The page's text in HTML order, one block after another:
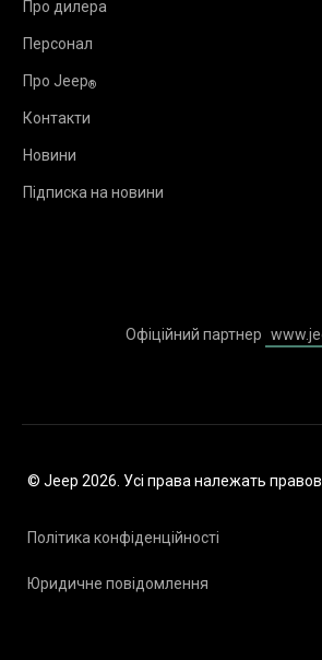
Про дилера
Персонал
Про Jeep®
Контакти
Новини
Підписка на новини
Офіційний партнер
© Jeep 2026. Усі права належать
Політика конфіденційності
Юридичне повідомлення